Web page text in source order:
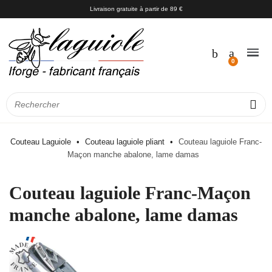
Livraison gratuite à partir de 89 €
Couteau Laguiole Couteau laguiole pliant
Couteau laguiole Franc-
Maçon manche abalone, lame damas
Couteau laguiole Franc-Maçon
manche abalone, lame damas